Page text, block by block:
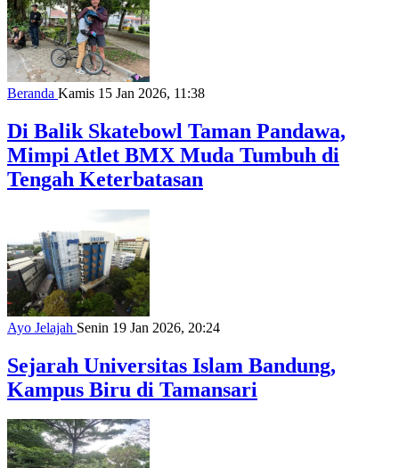
Beranda Kamis 15 Jan 2026, 11:38
Di Balik Skatebowl Taman Pandawa,
Mimpi Atlet BMX Muda Tumbuh di
Tengah Keterbatasan
Ayo Jelajah Senin 19 Jan 2026, 20:24
Sejarah Universitas Islam Bandung,
Kampus Biru di Tamansari